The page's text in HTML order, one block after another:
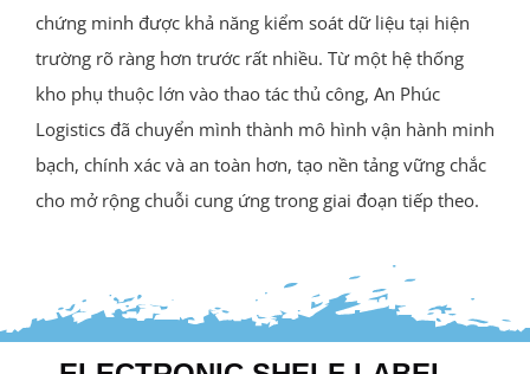
chứng minh được khả năng kiểm soát dữ liệu tại hiện
trường rõ ràng hơn trước rất nhiều. Từ một hệ thống
kho phụ thuộc lớn vào thao tác thủ công, An Phúc
Logistics đã chuyển mình thành mô hình vận hành minh
bạch, chính xác và an toàn hơn, tạo nền tảng vững chắc
cho mở rộng chuỗi cung ứng trong giai đoạn tiếp theo.